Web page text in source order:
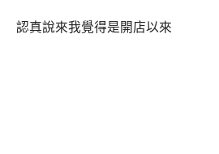
認真說來我覺得是開店以來